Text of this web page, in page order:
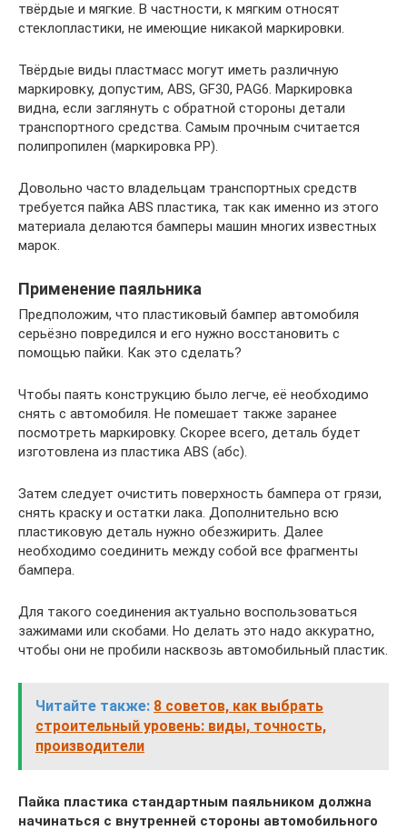
твёрдые и мягкие. В частности, к мягким относят
стеклопластики, не имеющие никакой маркировки.
Твёрдые виды пластмасс могут иметь различную
маркировку, допустим, ABS, GF30, PAG6. Маркировка
видна, если заглянуть с обратной стороны детали
транспортного средства. Самым прочным считается
полипропилен (маркировка PP).
Довольно часто владельцам транспортных средств
требуется пайка ABS пластика, так как именно из этого
материала делаются бамперы машин многих известных
марок.
Применение паяльника
Предположим, что пластиковый бампер автомобиля
серьёзно повредился и его нужно восстановить с
помощью пайки. Как это сделать?
Чтобы паять конструкцию было легче, её необходимо
снять с автомобиля. Не помешает также заранее
посмотреть маркировку. Скорее всего, деталь будет
изготовлена из пластика ABS (абс).
Затем следует очистить поверхность бампера от грязи,
снять краску и остатки лака. Дополнительно всю
пластиковую деталь нужно обезжирить. Далее
необходимо соединить между собой все фрагменты
бампера.
Для такого соединения актуально воспользоваться
зажимами или скобами. Но делать это надо аккуратно,
чтобы они не пробили насквозь автомобильный пластик.
Читайте также: 8 советов, как выбрать
строительный уровень: виды, точность,
производители
Пайка пластика стандартным паяльником должна
начинаться с внутренней стороны автомобильного